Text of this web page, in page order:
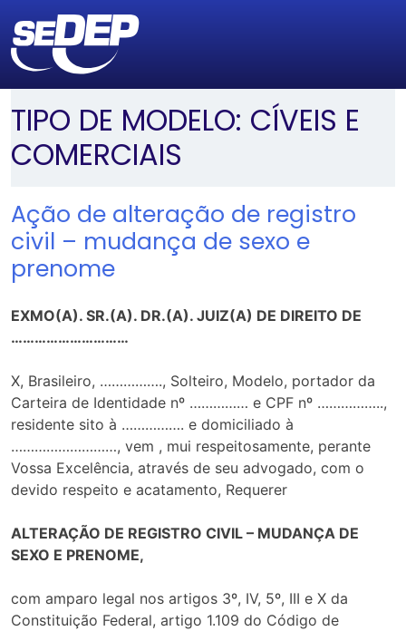
TIPO DE MODELO: CÍVEIS E
COMERCIAIS
Ação de alteração de registro
civil – mudança de sexo e
prenome
EXMO(A). SR.(A). DR.(A). JUIZ(A) DE DIREITO DE
…………………………
X, Brasileiro, ……………., Solteiro, Modelo, portador da
Carteira de Identidade nº …………… e CPF nº ……………..,
residente sito à ……………. e domiciliado à
………………………, vem , mui respeitosamente, perante
Vossa Excelência, através de seu advogado, com o
devido respeito e acatamento, Requerer
ALTERAÇÃO DE REGISTRO CIVIL – MUDANÇA DE
SEXO E PRENOME,
com amparo legal nos artigos 3º, IV, 5º, III e X da
Constituição Federal, artigo 1.109 do Código de